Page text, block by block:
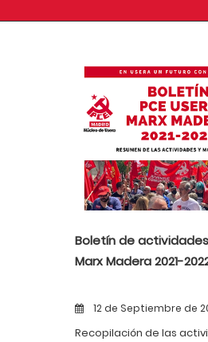
Boletín de actividades
Marx Madera 2021-
12 de Septiembre de
Recopilación de las